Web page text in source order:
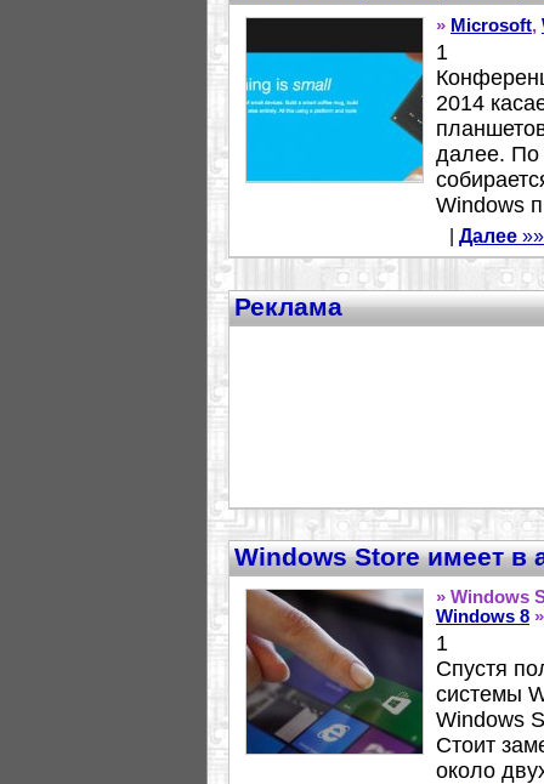
» Microsoft,
1
2014
далее. По
Windows
Далее
Реклама
Windows Store имеет в
» Windows
Windows 8 »
1
Спустя
системы
Windows
Стоит
около